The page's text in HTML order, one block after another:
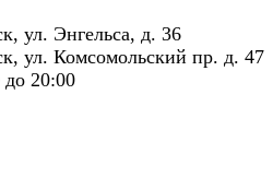
ул. Энгельса, д. 36
ул. Комсомольский пр. д. 47
20:00